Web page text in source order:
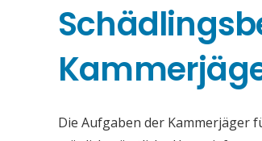
Die Aufgaben der Kammerjäger